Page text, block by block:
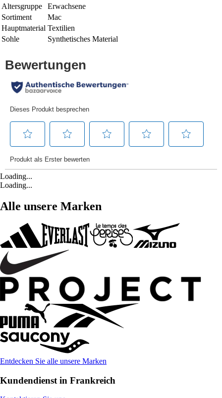
Altersgruppe
Erwachsene
Sortiment
Mac
Hauptmaterial Textilien
Sohle
Synthetisches Material
Loading...
Loading...
Alle unsere Marken
Entdecken Sie alle unsere Marken
Kundendienst in Frankreich